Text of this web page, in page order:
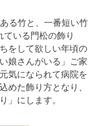
る竹と、一番短い竹
ている門松の飾り
をして欲しい年頃の
娘さんがいる」ご家
気になられて病院を
めた飾り方となり、
」にします。